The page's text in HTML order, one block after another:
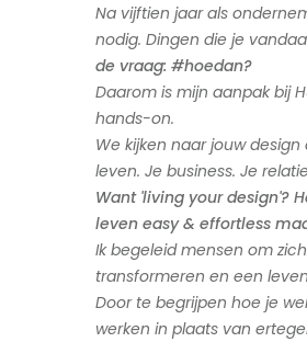
Na vijftien jaar als
nodig. Dingen die je
de vraag: #hoedan?
Daarom is mijn aanpak bij
hands-on.
We kijken naar jouw
leven. Je business. Je
Want 'living your design'?
leven easy & effortless
Ik begeleid mensen om
transformeren en een
Door te begrijpen hoe je
werken in plaats van